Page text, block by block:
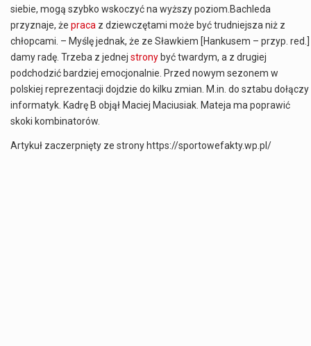
siebie, mogą szybko wskoczyć na wyższy poziom.Bachleda
przyznaje, że praca z dziewczętami może być trudniejsza niż z
chłopcami. – Myślę jednak, że ze Sławkiem [Hankusem – przyp. red.]
damy radę. Trzeba z jednej strony być twardym, a z drugiej
podchodzić bardziej emocjonalnie. Przed nowym sezonem w
polskiej reprezentacji dojdzie do kilku zmian. M.in. do sztabu dołączy
informatyk. Kadrę B objął Maciej Maciusiak. Mateja ma poprawić
skoki kombinatorów.
Artykuł zaczerpnięty ze strony https://sportowefakty.wp.pl/